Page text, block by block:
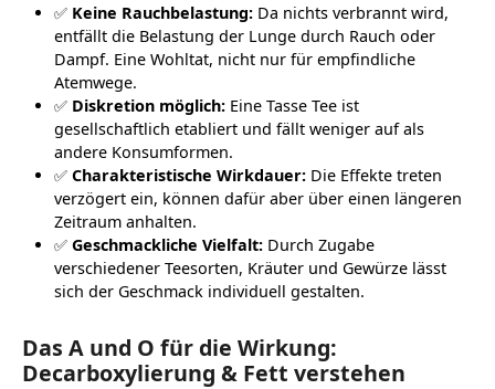
✅ Keine Rauchbelastung:Da nichts verbrannt wird,
entfällt die Belastung der Lunge durch Rauch oder
Dampf. Eine Wohltat, nicht nur für empfindliche
Atemwege.
✅ Diskretion möglich:Eine Tasse Tee ist
gesellschaftlich etabliert und fällt weniger auf als
andere Konsumformen.
✅ Charakteristische Wirkdauer:Die Effekte treten
verzögert ein, können dafür aber über einen längeren
Zeitraum anhalten.
✅ Geschmackliche Vielfalt:Durch Zugabe
verschiedener Teesorten, Kräuter und Gewürze lässt
sich der Geschmack individuell gestalten.
Das A und O für die Wirkung:
Decarboxylierung & Fett verstehen